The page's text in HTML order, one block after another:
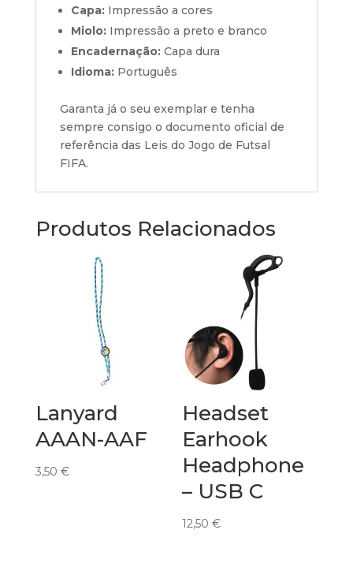
Capa:Impressão a cores
Miolo:Impressão a preto e branco
Encadernação:Capa dura
Idioma:Português
Garanta já o seu exemplar e tenha
sempre consigo o documento oficial de
referência das Leis do Jogo de Futsal
FIFA.
Produtos Relacionados
Lanyard
AAAN-AAF
3,50 €
Headset
Earhook
Headphone
– USB C
12,50€